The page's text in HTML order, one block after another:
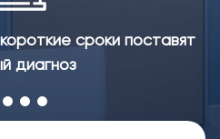
сроки поставят
диагноз